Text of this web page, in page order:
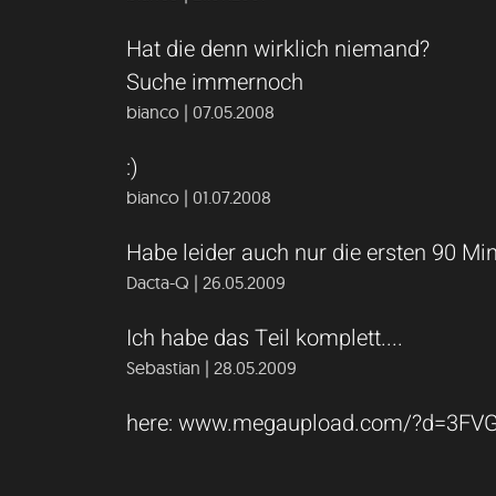
Hat die denn wirklich niemand?
Suche immernoch
bianco | 07.05.2008
:)
bianco | 01.07.2008
Habe leider auch nur die ersten 90
Dacta-Q | 26.05.2009
Ich habe das Teil komplett....
Sebastian | 28.05.2009
here: www.megaupload.com/